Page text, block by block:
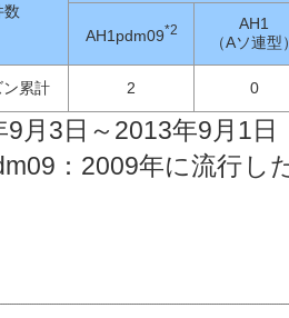
数
AH1pdm09*2
AH1
（Aソ連型
累計 2 0
3日～2013年9月1日
：2009年に流行し